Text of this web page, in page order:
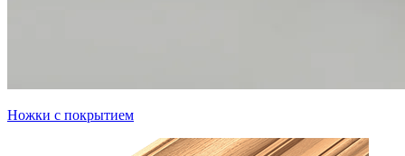
Ножки с покрытием